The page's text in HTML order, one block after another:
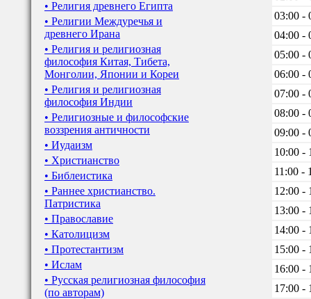
• Религия древнего Египта
• Религии Междуречья и
древнего Ирана
• Религия и религиозная
философия Китая, Тибета,
Монголии, Японии и Кореи
• Религия и религиозная
философия Индии
• Религиозные и философские
воззрения античности
• Иудаизм
• Христианство
• Библеистика
• Раннее христианство.
Патристика
• Православие
• Католицизм
• Протестантизм
• Ислам
• Русская религиозная философия
(по авторам)
03:00 -
04:00 -
05:00 -
06:00 -
07:00 -
08:00 -
09:00 -
10:00 -
11:00 -
12:00 -
13:00 -
14:00 -
15:00 -
16:00 -
17:00 -